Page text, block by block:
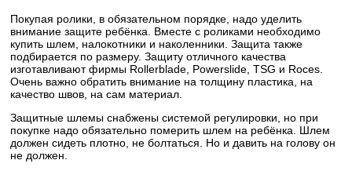
Покупая ролики, в обязательном порядке, надо уделить
внимание защите ребёнка. Вместе с роликами необходимо
купить шлем, налокотники и наколенники. Защита также
подбирается по размеру. Защиту отличного качества
изготавливают фирмы Rollerblade, Powerslide, TSG и Roces.
Очень важно обратить внимание на толщину пластика, на
качество швов, на сам материал.
Защитные шлемы снабжены системой регулировки, но при
покупке надо обязательно померить шлем на ребёнка. Шлем
должен сидеть плотно, не болтаться. Но и давить на голову он
не должен.